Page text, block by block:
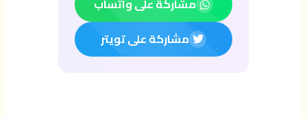
مشاركة على واتساب
مشاركة على تويتر